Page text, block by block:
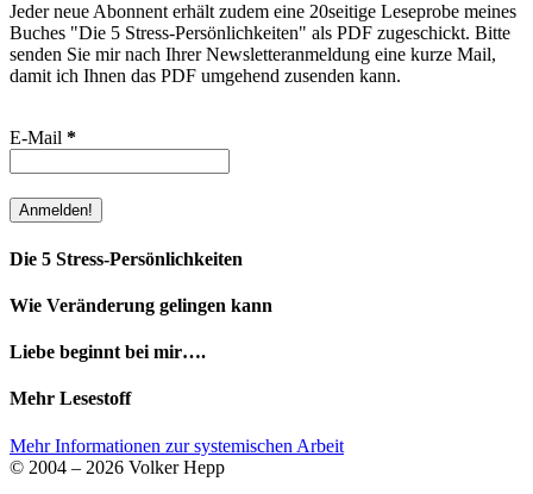
Jeder neue Abonnent erhält zudem eine 20seitige Leseprobe meines
Buches "Die 5 Stress-Persönlichkeiten" als PDF zugeschickt. Bitte
senden Sie mir nach Ihrer Newsletteranmeldung eine kurze Mail,
damit ich Ihnen das PDF umgehend zusenden kann.
E-Mail *
Die 5 Stress-Persönlichkeiten
Wie Veränderung gelingen kann
Liebe beginnt bei mir….
Mehr Lesestoff
Mehr Informationen zur systemischen Arbeit
© 2004 – 2026 Volker Hepp